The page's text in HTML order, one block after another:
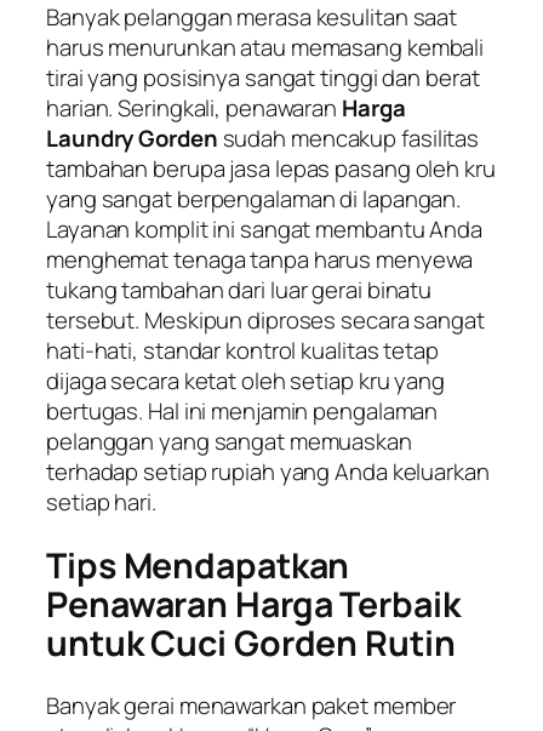
Banyak pelanggan merasa kesulitan saat
harus menurunkan atau memasang kembali
tirai yang posisinya sangat tinggi dan berat
harian. Seringkali, penawaran Harga
Laundry Gorden sudah mencakup fasilitas
tambahan berupa jasa lepas pasang oleh kru
yang sangat berpengalaman di lapangan.
Layanan komplit ini sangat membantu Anda
menghemat tenaga tanpa harus menyewa
tukang tambahan dari luar gerai binatu
tersebut. Meskipun diproses secara sangat
hati-hati, standar kontrol kualitas tetap
dijaga secara ketat oleh setiap kru yang
bertugas. Hal ini menjamin pengalaman
pelanggan yang sangat memuaskan
terhadap setiap rupiah yang Anda keluarkan
setiap hari.
Tips Mendapatkan
Penawaran Harga Terbaik
untuk Cuci Gorden Rutin
Banyak gerai menawarkan paket member